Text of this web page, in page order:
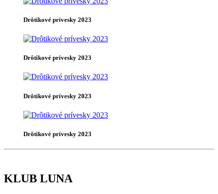
Drôtikové prívesky 2023
Drôtikové prívesky 2023
Drôtikové prívesky 2023
Drôtikové prívesky 2023
KLUB LUNA